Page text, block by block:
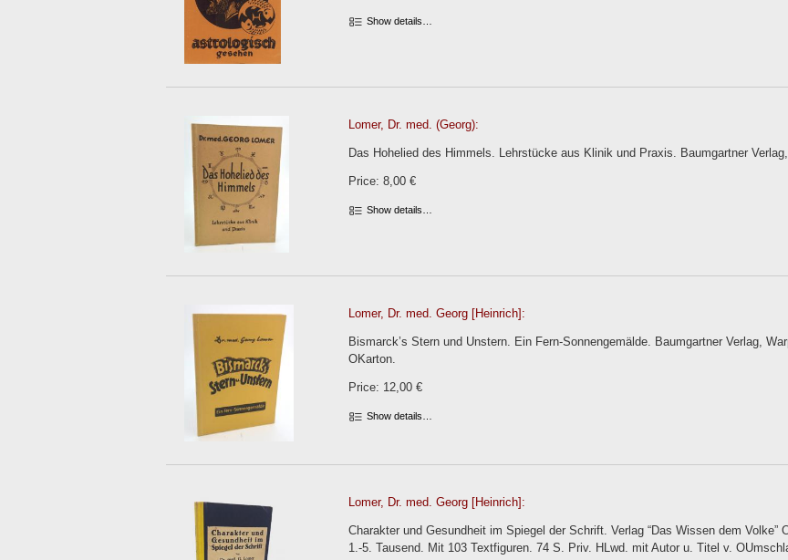
Show details…
Lomer, Dr. med. (Georg):
Das Hohelied des Himmels. Lehrstücke aus Klinik und Praxis. Baumgartner
Price: 8,00 €
Show details…
Lomer, Dr. med. Georg [Heinrich]:
Bismarck’s Stern und Unstern. Ein Fern-Sonnengemälde. Baumgartner Verlag,
OKarton.
Price: 12,00 €
Show details…
Lomer, Dr. med. Georg [Heinrich]:
Charakter und Gesundheit im Spiegel der Schrift. Verlag “Das Wissen dem
1.-5. Tausend. Mit 103 Textfiguren. 74 S. Priv. HLwd. mit Autor u. Titel v.